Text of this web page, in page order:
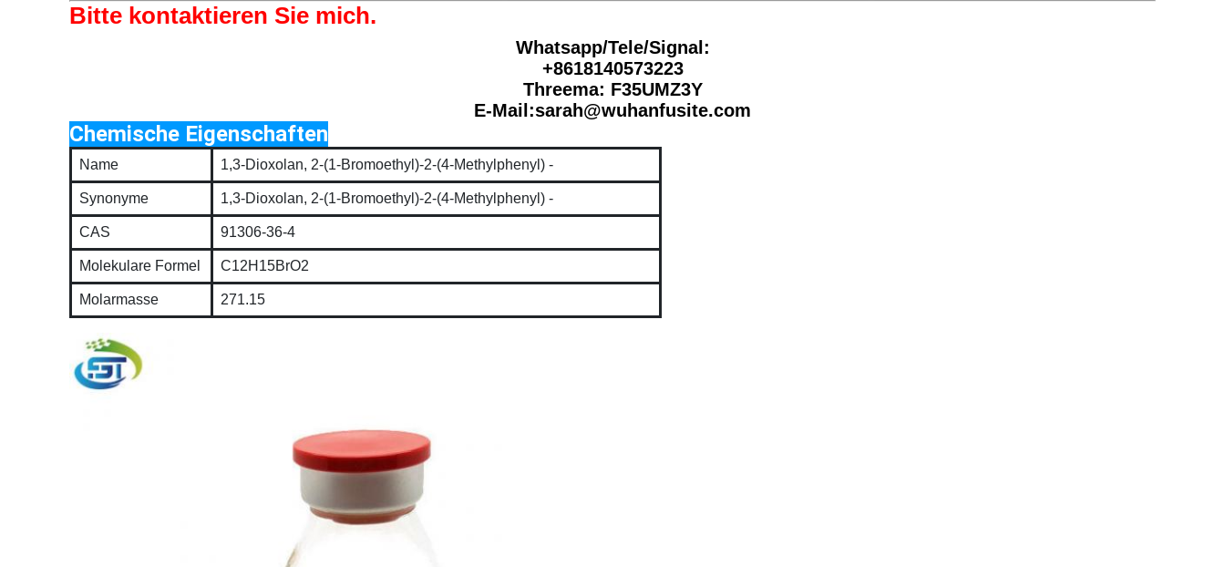
Bitte kontaktieren Sie mich.
Whatsapp/Tele/Signal:
+8618140573223
Threema: F35UMZ3Y
E-Mail:sarah@wuhanfusite.com
Chemische Eigenschaften
Name 1,3-Dioxolan, 2-(1-Bromoethyl)-2-(4-Methylphenyl) -
Synonyme 1,3-Dioxolan, 2-(1-Bromoethyl)-2-(4-Methylphenyl) -
CAS 91306-36-4
Molekulare Formel C12H15BrO2
Molarmasse 271.15